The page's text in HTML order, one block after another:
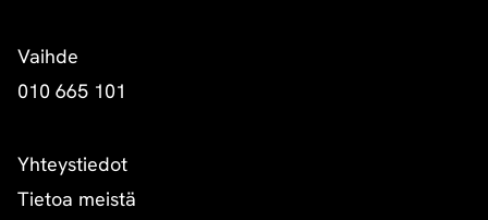
Vaihde
010 665 101
Yhteystiedot
Tietoa meistä